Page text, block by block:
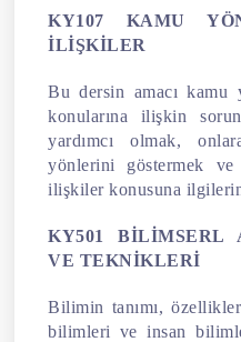
KY107 KAMU
İLİŞKİLER
Bu dersin amacı
konularına ilişkin
yardımcı olmak,
yönlerini göstermek
ilişkiler konusuna
KY501 BİLİMSERL
VE TEKNİKLERİ
Bilimin tanımı,
bilimleri ve insan